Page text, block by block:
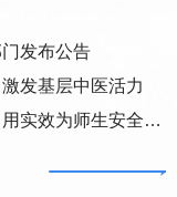
错就错以程序裁定代
法作出（2023）浙
违法作出（2023）浙
人永金公司和被申请
）最高法民终209号民
判决依据之上，受害人
你投几百元、几千元
大半都是“演
质量有问题，要给你
安局/法院”的电话，
击。短信或微信收
体责任、明确各级市
加大惩戒力度。其
建立并实施食品召回
开办者、食品经营柜
分级情形，以食品安
发布公告
发基层中医活力
实效为师生安全护